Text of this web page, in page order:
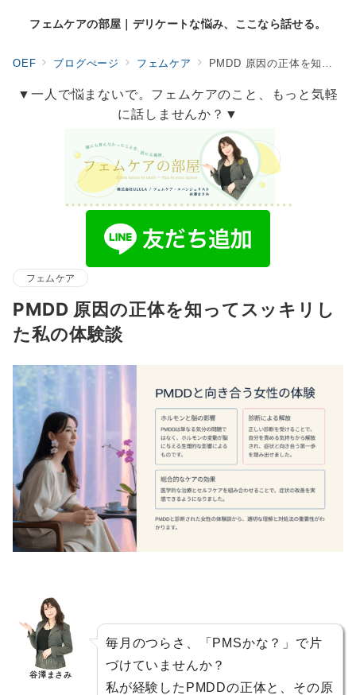
フェムケアの部屋｜デリケートな悩み、ここなら話せる。
OEF ブログぺージ フェムケア PMDD 原因の正体を知ってスッキリした私の体験談
▼一人で悩まないで。フェムケアのこと、もっと気軽
に話しませんか？▼
フェムケア
PMDD 原因の正体を知ってスッキリし
た私の体験談
谷澤まさみ
毎月のつらさ、「PMSかな？」で片
づけていませんか？
私が経験したPMDDの正体と、その原